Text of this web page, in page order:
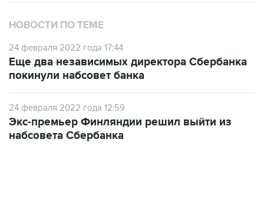
24 февраля 2022 года 17:44
покинули набсовет банка
24 февраля 2022 года 12:59
набсовета Сбербанка